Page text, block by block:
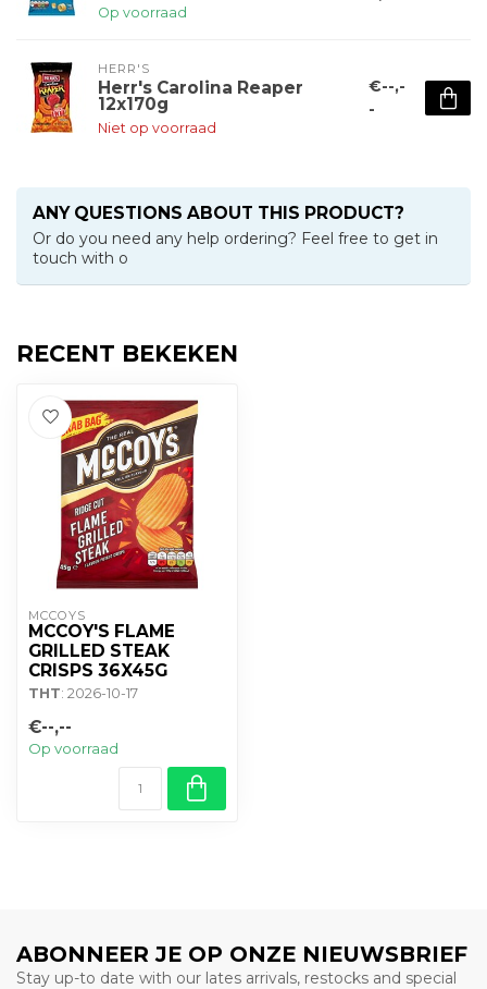
Op voorraad
HERR'S
Herr's Carolina Reaper
12x170g
Niet op voorraad
€--,-
-
ANY QUESTIONS ABOUT THIS PRODUCT?
Or do you need any help ordering? Feel free to get in
touch with o
RECENT BEKEKEN
MCCOYS
MCCOY'S FLAME
GRILLED STEAK
CRISPS 36X45G
THT: 2026-10-17
€--,--
Op voorraad
ABONNEER JE OP ONZE NIEUWSBRIEF
Stay up-to date with our lates arrivals, restocks and special